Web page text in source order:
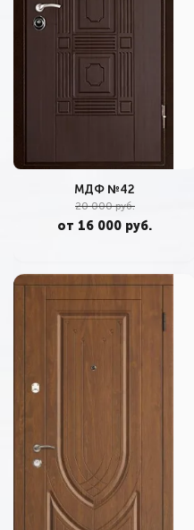
МДФ №42
20 000 руб.
от 16 000 руб.